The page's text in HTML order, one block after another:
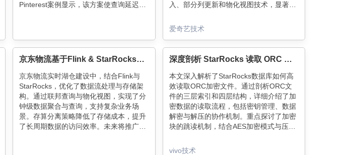
Pinterest案例显示，该方案使查询延迟降
入、部分列更新和物化视图技术，显著提
成本，满足了复杂OLAP需求。
爱奇艺技术
京东物流基于Flink & StarRocks的湖仓建设实践
京东物流实时湖仓建设中，结合Flink与
StarRocks，优化了数据流处理与存储架
构。通过联邦查询与物化视图，实现了分
钟级数据聚合与查询，支持复杂业务场
景。存算分离策略降低了存储成本，提升
了长周期数据的访问效率。未来将推广长
深度剖析 StarRocks 读取 ORC 加密文件背后的技术
本文深入解析了StarRocks数据库如何高
效读取ORC加密文件。通过剖析ORC文
件的三层索引和四层结构，详细介绍了加
密数据的读取流程，包括密钥管理、数据
解密与解压的协作机制。重点探讨了加密
块的跳读机制，结合AES加密模式与压缩
性。
vivo技术